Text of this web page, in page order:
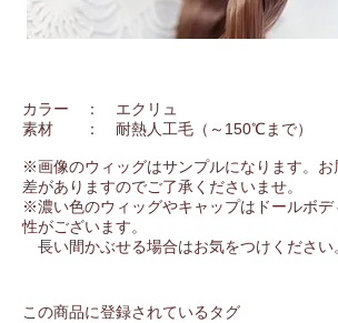
カラー ： エクリュ
素材 ： 耐熱人工毛（～150℃まで）
※画像のウィッグはサンプルになります。お
差がありますのでご了承くださいませ。
※濃い色のウィッグやキャップはドールボ
性がございます。
長い間かぶせる場合はお気をつけください
この商品に登録されているタグ